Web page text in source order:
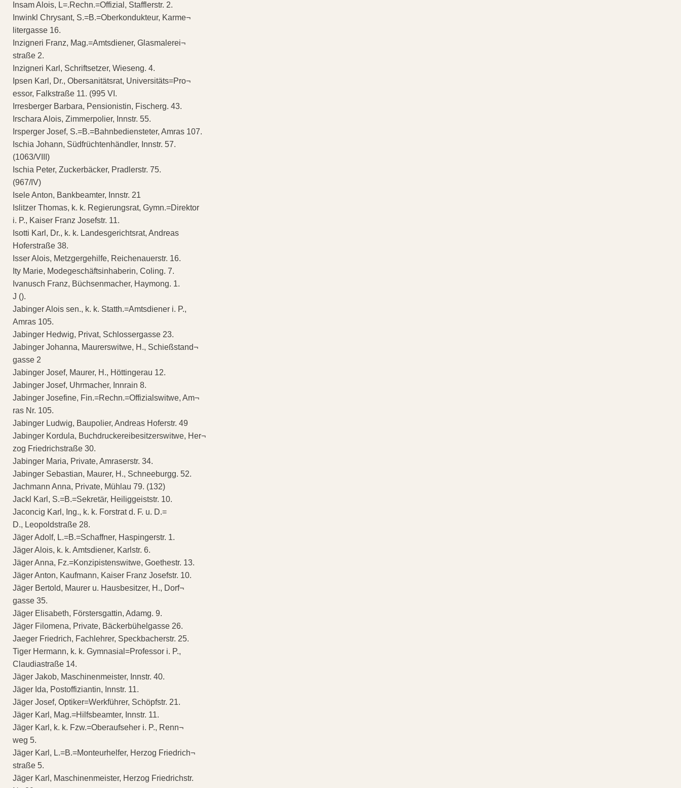
Insam Alois, L=.Rechn.=Offizial, Stafflerstr. 2.
Inwinkl Chrysant, S.=B.=Oberkondukteur, Karme¬
litergasse 16.
Inzigneri Franz, Mag.=Amtsdiener, Glasmalerei¬
straße 2.
Inzigneri Karl, Schriftsetzer, Wieseng. 4.
Ipsen Karl, Dr., Obersanitätsrat, Universitäts=Pro¬
essor, Falkstraße 11. (995 VI.
Irresberger Barbara, Pensionistin, Fischerg. 43.
Irschara Alois, Zimmerpolier, Innstr. 55.
Irsperger Josef, S.=B.=Bahnbediensteter, Amras 107.
Ischia Johann, Südfrüchtenhändler, Innstr. 57.
(1063/VIII)
Ischia Peter, Zuckerbäcker, Pradlerstr. 75.
(967/IV)
Isele Anton, Bankbeamter, Innstr. 21
Islitzer Thomas, k. k. Regierungsrat, Gymn.=Direktor
i. P., Kaiser Franz Josefstr. 11.
Isotti Karl, Dr., k. k. Landesgerichtsrat, Andreas
Hoferstraße 38.
Isser Alois, Metzgergehilfe, Reichenauerstr. 16.
Ity Marie, Modegeschäftsinhaberin, Coling. 7.
Ivanusch Franz, Büchsenmacher, Haymong. 1.
J ().
Jabinger Alois sen., k. k. Statth.=Amtsdiener i. P.,
Amras 105.
Jabinger Hedwig, Privat, Schlossergasse 23.
Jabinger Johanna, Maurerswitwe, H., Schießstand¬
gasse 2
Jabinger Josef, Maurer, H., Höttingerau 12.
Jabinger Josef, Uhrmacher, Innrain 8.
Jabinger Josefine, Fin.=Rechn.=Offizialswitwe, Am¬
ras Nr. 105.
Jabinger Ludwig, Baupolier, Andreas Hoferstr. 49
Jabinger Kordula, Buchdruckereibesitzerswitwe, Her¬
zog Friedrichstraße 30.
Jabinger Maria, Private, Amraserstr. 34.
Jabinger Sebastian, Maurer, H., Schneeburgg. 52.
Jachmann Anna, Private, Mühlau 79. (132)
Jackl Karl, S.=B.=Sekretär, Heiliggeiststr. 10.
Jaconcig Karl, Ing., k. k. Forstrat d. F. u. D.=
D., Leopoldstraße 28.
Jäger Adolf, L.=B.=Schaffner, Haspingerstr. 1.
Jäger Alois, k. k. Amtsdiener, Karlstr. 6.
Jäger Anna, Fz.=Konzipistenswitwe, Goethestr. 13.
Jäger Anton, Kaufmann, Kaiser Franz Josefstr. 10.
Jäger Bertold, Maurer u. Hausbesitzer, H., Dorf¬
gasse 35.
Jäger Elisabeth, Förstersgattin, Adamg. 9.
Jäger Filomena, Private, Bäckerbühelgasse 26.
Jaeger Friedrich, Fachlehrer, Speckbacherstr. 25.
Tiger Hermann, k. k. Gymnasial=Professor i. P.,
Claudiastraße 14.
Jäger Jakob, Maschinenmeister, Innstr. 40.
Jäger Ida, Postoffiziantin, Innstr. 11.
Jäger Josef, Optiker=Werkführer, Schöpfstr. 21.
Jäger Karl, Mag.=Hilfsbeamter, Innstr. 11.
Jäger Karl, k. k. Fzw.=Oberaufseher i. P., Renn¬
weg 5.
Jäger Karl, L.=B.=Monteurhelfer, Herzog Friedrich¬
straße 5.
Jäger Karl, Maschinenmeister, Herzog Friedrichstr.